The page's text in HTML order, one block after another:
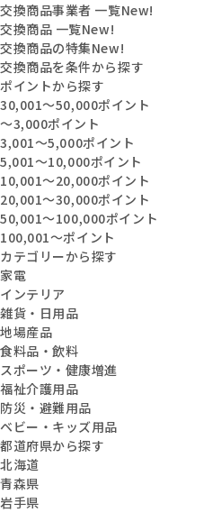
交換商品事業者 一覧New!
交換商品 一覧New!
交換商品の特集New!
交換商品を条件から探す
ポイントから探す
30,001〜50,000ポイント
〜3,000ポイント
3,001〜5,000ポイント
5,001〜10,000ポイント
10,001〜20,000ポイント
20,001〜30,000ポイント
50,001〜100,000ポイント
100,001〜ポイント
カテゴリーから探す
家電
インテリア
雑貨・日用品
地場産品
食料品・飲料
スポーツ・健康増進
福祉介護用品
防災・避難用品
ベビー・キッズ用品
都道府県から探す
北海道
青森県
岩手県